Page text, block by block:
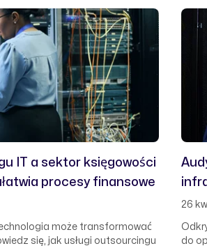
firmy.
IT a sektor księgowości
procesy finansowe
może transformować
się, jak usługi outsourcingu
26
do